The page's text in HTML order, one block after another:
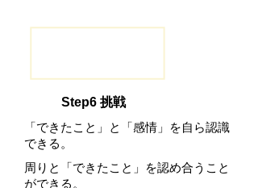
Step6 挑戦
「できたこと」と「感情」を自ら認識
できる。
周りと「できたこと」を認め合うこと
ができる。